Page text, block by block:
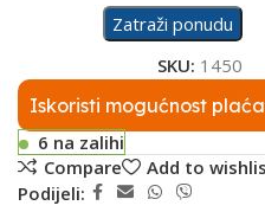
Zatraži ponudu
SKU: 1450
Iskoristi mogućnost
6 na zalihi
Compare
Add to
Podijeli: